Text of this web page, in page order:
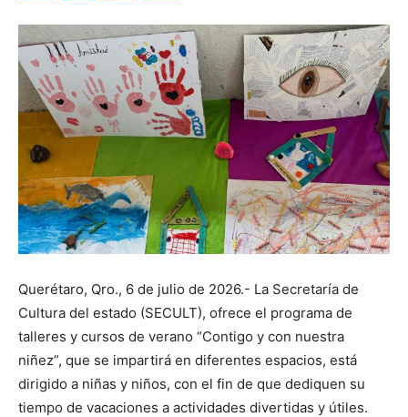
Querétaro, Qro., 6 de julio de 2026.- La Secretaría de
Cultura del estado (SECULT), ofrece el programa de
talleres y cursos de verano “Contigo y con nuestra
niñez”, que se impartirá en diferentes espacios, está
dirigido a niñas y niños, con el fin de que dediquen su
tiempo de vacaciones a actividades divertidas y útiles.